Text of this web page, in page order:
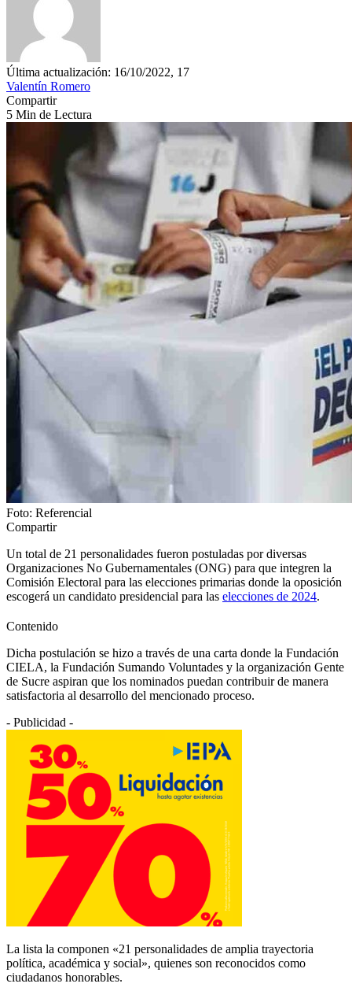
Última actualización: 16/10/2022, 17
Valentín Romero
Compartir
5 Min de Lectura
Foto: Referencial
Compartir
Un total de 21 personalidades fueron postuladas por diversas
Organizaciones No Gubernamentales (ONG) para que integren la
Comisión Electoral para las elecciones primarias donde la oposición
escogerá un candidato presidencial para las elecciones de 2024.
Contenido
Dicha postulación se hizo a través de una carta donde la Fundación
CIELA, la Fundación Sumando Voluntades y la organización Gente
de Sucre aspiran que los nominados puedan contribuir de manera
satisfactoria al desarrollo del mencionado proceso.
- Publicidad -
La lista la componen «21 personalidades de amplia trayectoria
política, académica y social», quienes son reconocidos como
ciudadanos honorables.